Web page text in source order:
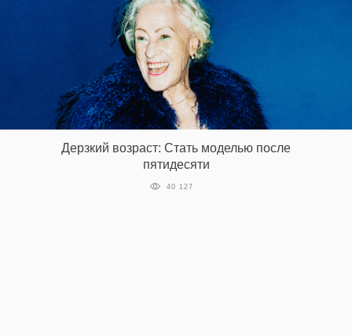
Дерзкий возраст: Стать моделью после
пятидесяти
40 127